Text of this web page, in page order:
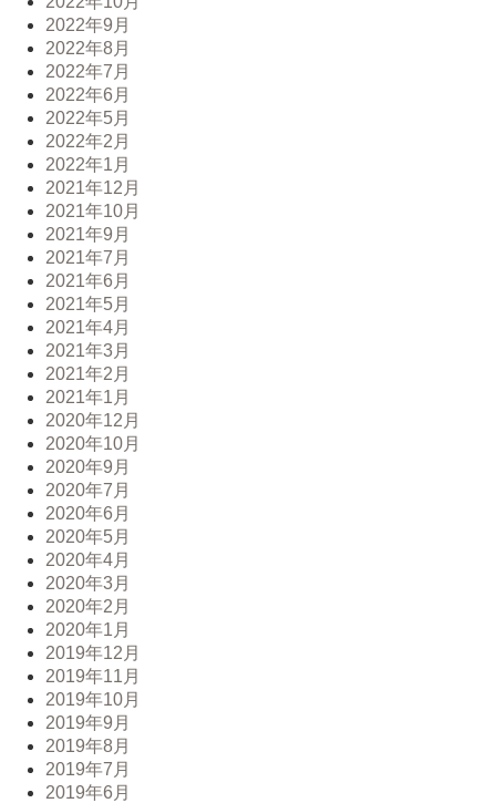
2022年9月
2022年8月
2022年7月
2022年6月
2022年5月
2022年2月
2022年1月
2021年12月
2021年10月
2021年9月
2021年7月
2021年6月
2021年5月
2021年4月
2021年3月
2021年2月
2021年1月
2020年12月
2020年10月
2020年9月
2020年7月
2020年6月
2020年5月
2020年4月
2020年3月
2020年2月
2020年1月
2019年12月
2019年11月
2019年10月
2019年9月
2019年8月
2019年7月
2019年6月